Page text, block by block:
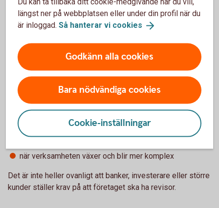
För att använda titlarna auktoriserad revisor eller godkänd
revisor krävs godkännande från Revisorsinspektionen.
Revisor även utan lagkrav
Även om ett bolag inte omfattas av revisorsplikt kan det
finnas skäl att ändå ha en revisor. En extern granskning kan
bidra till ökad trygghet och transparens, till exempel:
om bolaget har flera delägare
vid offentliga upphandlingar
när verksamheten växer och blir mer komplex
Det är inte heller ovanligt att banker, investerare eller större
kunder ställer krav på att företaget ska ha revisor.
längst ner på webbplatsen eller under din profil när du
är inloggad. Så hanterar vi cookies
Godkänn alla cookies
Bara nödvändiga cookies
Cookie-inställningar